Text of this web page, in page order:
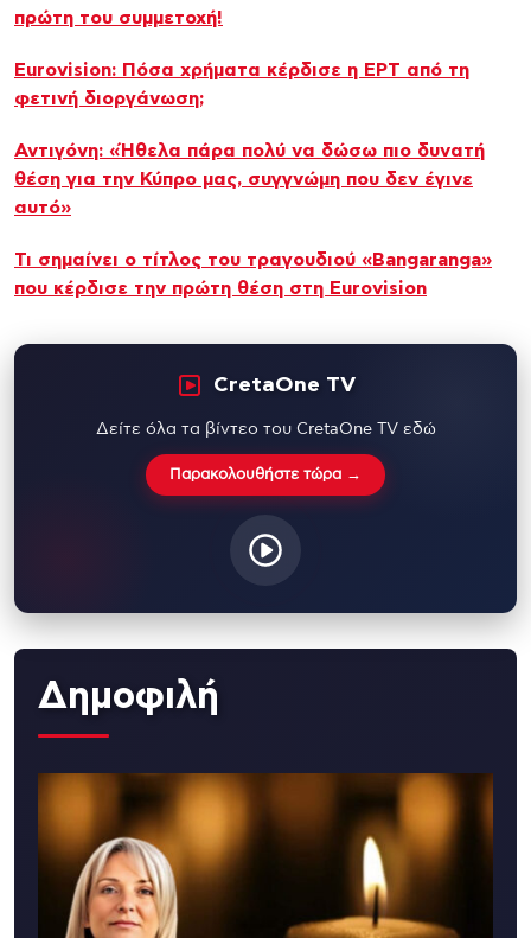
πρώτη του συμμετοχή!
Eurovision: Πόσα χρήματα κέρδισε η ΕΡΤ από τη
φετινή διοργάνωση;
Αντιγόνη: «Ήθελα πάρα πολύ να δώσω πιο δυνατή
θέση για την Κύπρο μας, συγγνώμη που δεν έγινε
αυτό»
Τι σημαίνει ο τίτλος του τραγουδιού «Bangaranga»
που κέρδισε την πρώτη θέση στη Eurovision
CretaOne TV
Δείτε όλα τα βίντεο του CretaOne TV εδώ
Παρακολουθήστε τώρα →
Δημοφιλή